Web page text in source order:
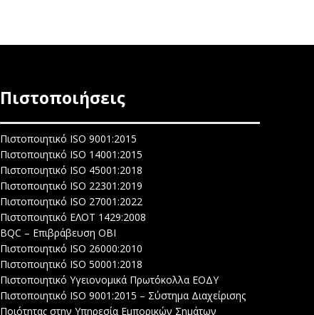
Πιστοποιήσεις
Πιστοποιητικό ISO 9001:2015
Πιστοποιητικό ISO 14001:2015
Πιστοποιητικό ISO 45001:2018
Πιστοποιητικό ISO 22301:2019
Πιστοποιητικό ISO 27001:2022
Πιστοποιητικό ΕΛΟΤ 1429:2008
BQC – Επιβράβευση ΟΒΙ
Πιστοποιητικό ISO 26000:2010
Πιστοποιητικό ISO 50001:2018
Πιστοποιητικό Υγειονομικά Πρωτόκολλα ΕΟΔΥ
Πιστοποιητικό ISO 9001:2015 – Σύστημα Διαχείρισης
Ποιότητας στην Υπηρεσία Εμπορικών Σημάτων